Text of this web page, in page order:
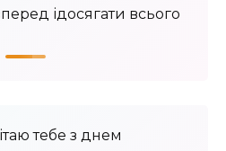
ідосягати всього
тебе з днем